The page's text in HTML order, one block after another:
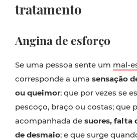
tratamento
Angina de esforço
Se uma pessoa sente um mal-
corresponde a uma sensação
ou queimor; que por vezes se
pescoço, braço ou costas; que
acompanhada de suores, falta
de desmaio; e que surge